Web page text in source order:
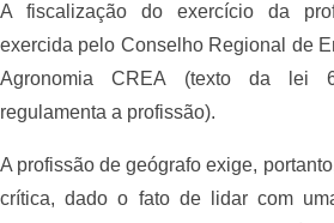
A fiscalização do exercício da
exercida pelo Conselho Regional de
Agronomia CREA (texto da lei
regulamenta a profissão).
A profissão de geógrafo exige,
crítica, dado o fato de lidar com